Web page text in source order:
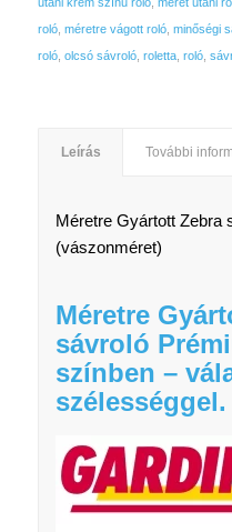
roló, méretre vágott roló, minőségi
roló, olcsó sávroló, roletta, roló,
Leírás További
Méretre Gyártott Zebra
(vászonméret)
Méretre
sávroló
színben –
szélességgel.